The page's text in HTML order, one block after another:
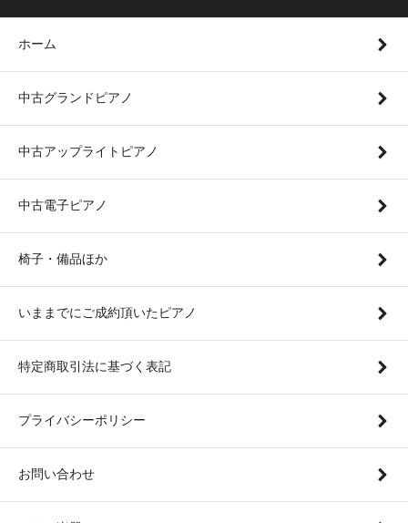
ホーム
中古グランドピアノ
中古アップライトピアノ
中古電子ピアノ
椅子・備品ほか
いままでにご成約頂いたピアノ
特定商取引法に基づく表記
プライバシーポリシー
お問い合わせ